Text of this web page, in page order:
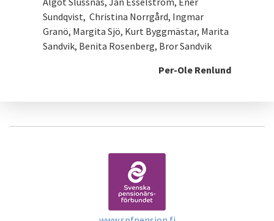
Sundqvist, Christina Norrgård, Ingmar
Granö, Margita Sjö, Kurt Byggmästar, Marita
Sandvik, Benita Rosenberg, Bror Sandvik
Per-Ole Renlund